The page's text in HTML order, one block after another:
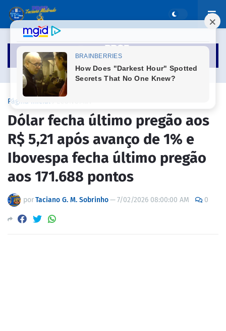
Página inicial
Dólar fecha último pregão aos
R$ 5,21 após avanço de 1% e
Ibovespa fecha último pregão
aos 171.688 pontos
porTaciano G. M. Sobrinho—7/02/2026 08:00:00 AM 0